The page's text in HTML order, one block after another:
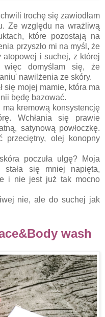
trochę się zawiodłam
Ze względu na wrażliwą
które pozostają na
przyszło mi na myśl, że
atopowej i suchej, z której
więc domyślam się, że
nawilżenia ze skóry.
się mojej mamie, która ma
będę bazować.
kremową konsystencję
Wchłania się prawie
satynową powłoczkę.
przeciętny, olej konopny
poczuła ulgę? Moja
się mniej napięta,
i nie jest już tak mocno
nie, ale do suchej jak
wash